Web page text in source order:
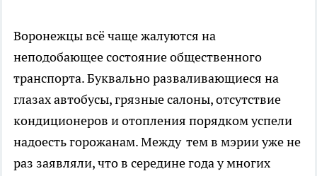
Воронежцы всё чаще жалуются на
неподобающее состояние общественного
транспорта. Буквально разваливающиеся на
глазах автобусы, грязные салоны, отсутствие
кондиционеров и отопления порядком успели
надоесть горожанам. Между тем в мэрии уже не
раз заявляли, что в середине года у многих